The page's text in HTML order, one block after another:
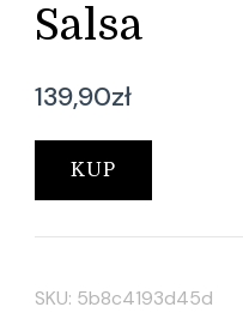
Salsa
139,90zł
KUP
SKU: 5b8c4193d45d